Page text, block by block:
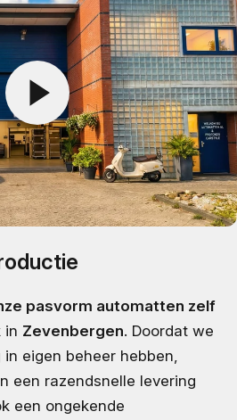
pasvorm automatten zelf
in Zevenbergen. Doordat we
eigen beheer hebben,
een razendsnelle levering
een ongekende